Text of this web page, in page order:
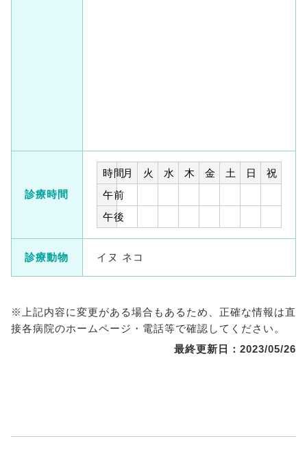
診療時間
時間月 火 水 木 金 土 日
祝
午前
午後
診療動物 イヌ ネコ
※上記内容に変更がある場合もあるため、正確な情報は直
接各病院のホームページ・電話等で確認してください。
最終更新日：2023/05/26